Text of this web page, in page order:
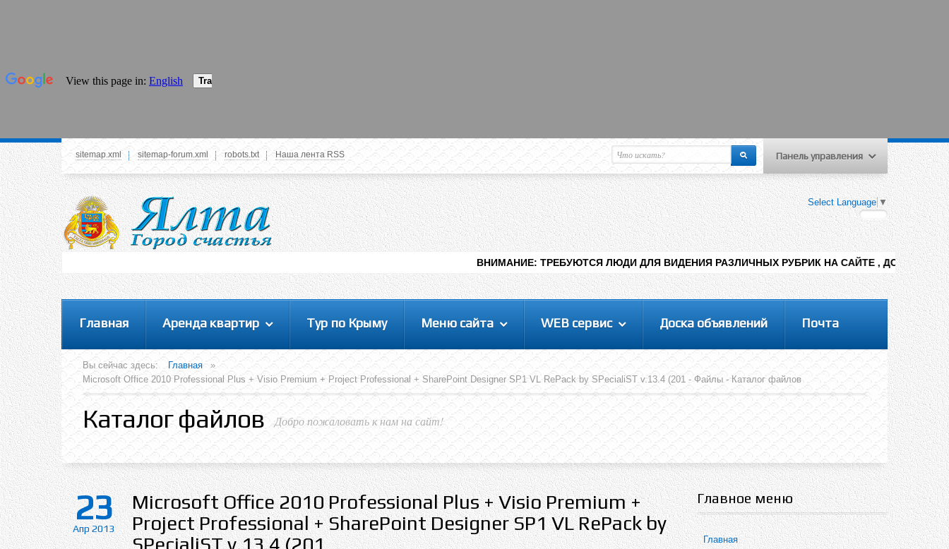
У вас нет прав просматривать данное меню,
пожалуйста, войдите на сайт под своим
логином или зарегестрируйтесь! Это позволит
вам пользоваться всеми функциями нашего
Здравствуйте уважаемыйГость. Чтобы
пользоваться данной панелью
управления, вам необходимо
авторизоваться на сайте под своим
логином, либо пройти регистрацию.
Меню пользователя
Вход на сайт
Регистрация
Панель управления
sitemap.xml sitemap-forum.xml robots.txt Наша лента RSS
Select Language ▼
ВНИМАНИЕ: ТРЕБУЮТСЯ ЛЮДИ ДЛЯ ВИДЕНИЯ РАЗЛИЧНЫХ РУБРИК НА САЙТЕ , ДОБАВЛЕНИЯ КОНТЕНТА
Главная Аренда квартир Тур по Крыму Меню сайта WEB сервис Доска объявлений Почта
Вы сейчас здесь: Главная
»
Microsoft Office 2010 Professional Plus + Visio Premium + Project Professional + SharePoint Designer SP1 VL RePack by SPecialiST v.13.4 (201 - Файлы - Каталог файлов
Каталог файлов Добро пожаловать к нам на сайт!
23
Апр 2013
Microsoft Office 2010 Professional Plus + Visio Premium +
Project Professional + SharePoint Designer SP1 VL RePack by
SPecialiST v.13.4 (201
Главное меню
Главная